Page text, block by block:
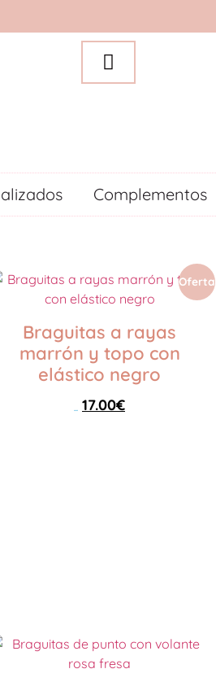
Complementos
Oferta
Braguitas a rayas
marrón y topo con
elástico negro
17.00€